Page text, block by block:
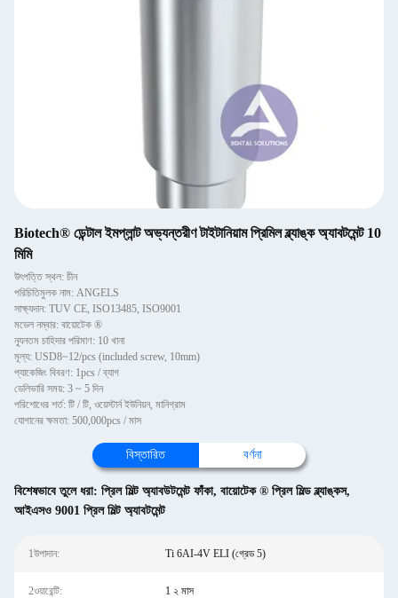
Biotech® ডেন্টাল ইমপ্লান্ট অভ্যন্তরীণ টাইটানিয়াম প্রিমিল ব্ল্যাঙ্ক অ্যাবটমেন্ট 10
মিমি
উৎপত্তি স্থল: চীন
পরিচিতিমুলক নাম: ANGELS
সাক্ষ্যদান: TUV CE, ISO13485, ISO9001
মডেল নম্বার: বায়োটেক ®
ন্যূনতম চাহিদার পরিমাণ: 10 খানা
মূল্য: USD8~12/pcs (included screw, 10mm)
প্যাকেজিং বিবরণ: 1pcs / ব্যাগ
ডেলিভারি সময়: 3 ~ 5 দিন
পরিশোধের শর্ত: টি / টি, ওয়েস্টার্ন ইউনিয়ন, মানিগ্রাম
যোগানের ক্ষমতা: 500,000pcs / মাস
বিস্তারিত বর্ণনা
বিশেষভাবে তুলে ধরা: প্রিল মিল্ট অ্যাবউটমেন্ট ফাঁকা, বায়োটেক ® প্রিল মিল্ড ব্ল্যাঙ্কস,
আইএসও 9001 প্রিল মিল্ট অ্যাবটমেন্ট
1উপাদান: Ti 6AI-4V ELI (গ্রেড 5)
2ওয়ারেন্টি: 1 ২ মাস